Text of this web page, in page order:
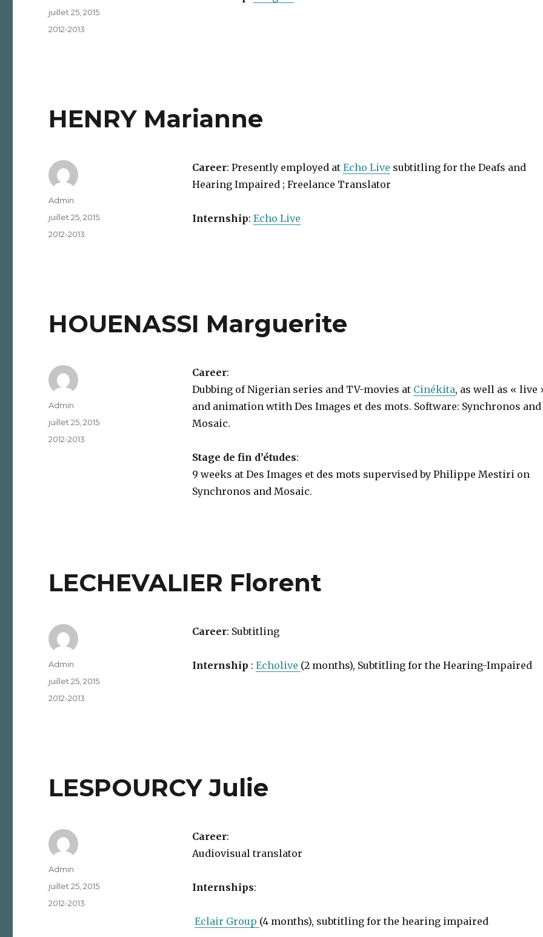
Publié
juillet 25, 2015
Catégories
2012-2013
HENRY Marianne
Career: Presently employed at Echo Live subtitling for the Deafs and
Hearing Impaired ; Freelance Translator
Internship: Echo Live
Auteur
Admin
Publié
juillet 25, 2015
Catégories
2012-2013
HOUENASSI Marguerite
Career:
Dubbing of Nigerian series and TV-movies at Cinékita, as well as « live
and animation wtith Des Images et des mots. Software: Synchronos and
Mosaic.
Stage de fin d’études:
9 weeks at Des Images et des mots supervised by Philippe Mestiri on
Synchronos and Mosaic.
Auteur
Admin
Publié
juillet 25, 2015
Catégories
2012-2013
LECHEVALIER Florent
Career: Subtitling
Internship : Echolive (2 months), Subtitling for the Hearing-Impaired
Auteur
Admin
Publié
juillet 25, 2015
Catégories
2012-2013
LESPOURCY Julie
Career:
Audiovisual translator
Internships:
Eclair Group (4 months), subtitling for the hearing impaired
Auteur
Admin
Publié
juillet 25, 2015
Catégories
2012-2013